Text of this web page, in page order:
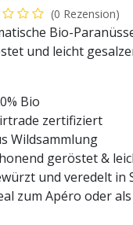
(0 Rezension)
Bio-
und leicht
Bio
zertifiziert
Wildsammlung
geröstet &
und veredelt in
zum Apéro oder